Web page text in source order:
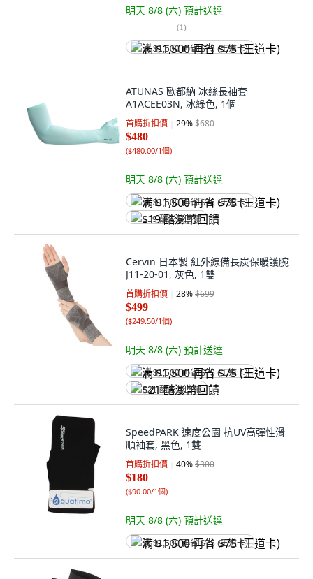
明天 8/8 (六) 預計送達
(1)
满 $1,500 再省 $75 (王道卡)
ATUNAS 歐都納 冰絲長袖套
A1ACEE03N, 冰綠色, 1個
首購折扣價 29%$680
$480
($480.00/1個)
明天 8/8 (六) 預計送達
满 $1,500 再省 $75 (王道卡)
$19 酷澎幣回饋
Cervin 日本製 紅外線備長炭保暖護腕
J11-20-01, 灰色, 1雙
首購折扣價 28%$699
$499
($249.50/1個)
明天 8/8 (六) 預計送達
满 $1,500 再省 $75 (王道卡)
$21 酷澎幣回饋
SpeedPARK 速度公園 抗UV高彈性滑
順袖套, 黑色, 1雙
首購折扣價 40%$300
$180
($90.00/1個)
明天 8/8 (六) 預計送達
满 $1,500 再省 $75 (王道卡)